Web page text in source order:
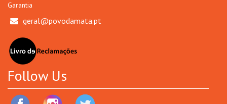
Garantia
geral@povodamata.pt
Follow Us